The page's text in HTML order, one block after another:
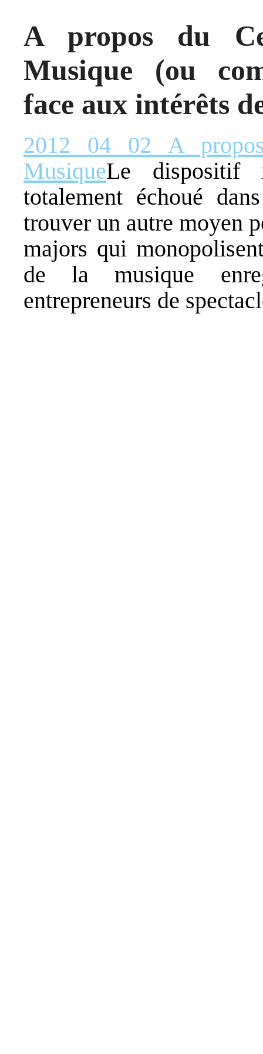
A propos du
Musique (ou
face aux intérêts
2012 04 02 A
MusiqueLe dispositif
totalement échoué
trouver un autre moyen
majors qui
de la musique
entrepreneurs de